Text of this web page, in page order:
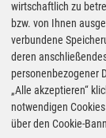
2.039€
gestern 18:25 Uhr
2.049€
gestern 16:10 Uhr
wirtschaftlich zu
bzw. von Ihnen
verbundene
deren
personenbezogener
„Alle akzeptieren“
notwendigen
über den Cookie-